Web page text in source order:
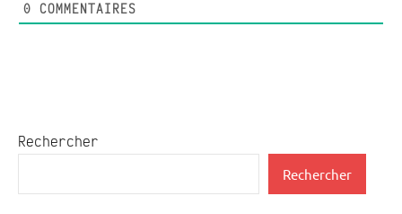
0 COMMENTAIRES
Rechercher
Rechercher